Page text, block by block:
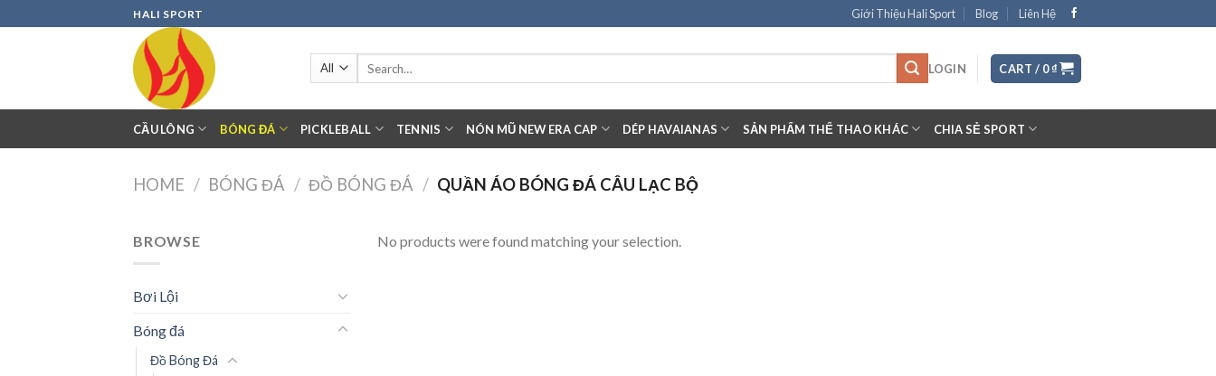
to
HALI SPORT Giới Thiệu Hali Sport Blog Liên Hệ
LOGIN CART / 0₫
CẦU LÔNG BÓNG ĐÁ PICKLEBALL TENNIS NÓN MŨ NEW ERA CAP DÉP HAVAIANAS SẢN PHẨM THỂ THAO KHÁC CHIA SẺ SPORT
HOME / BÓNG ĐÁ / ĐỒ BÓNG ĐÁ / QUẦN ÁO BÓNG ĐÁ CÂU LẠC BỘ
BROWSE
Bơi Lội
Bóng đá
Đồ Bóng Đá
No products were found matching your selection.